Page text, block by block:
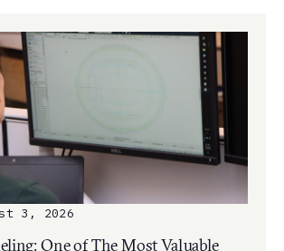
3, 2026
One of The Most Valuable